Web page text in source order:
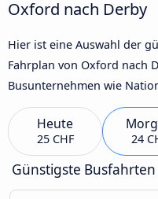
Oxford nach Derby
Hier ist eine Auswahl der
Fahrplan von Oxford nach
Busunternehmen wie
Heute
25 CHF 24
Günstigste